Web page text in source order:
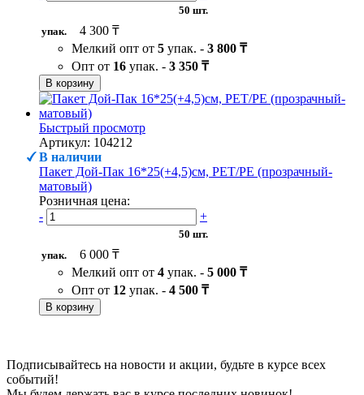
50 шт.
упак.
4 300 ₸
Мелкий опт от 5 упак. - 3 800 ₸
Опт от 16 упак. - 3 350 ₸
В корзину
Быстрый просмотр
Артикул: 104212
В наличии
Пакет Дой-Пак 16*25(+4,5)см, PET/PE (прозрачный-
матовый)
Розничная цена:
-
+
50 шт.
упак.
6 000 ₸
Мелкий опт от 4 упак. - 5 000 ₸
Опт от 12 упак. - 4 500 ₸
В корзину
Подписывайтесь на новости и акции, будьте в курсе всех
событий!